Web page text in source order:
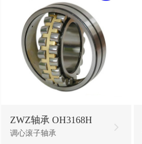
ZWZ轴承 OH3168H
调心滚子轴承